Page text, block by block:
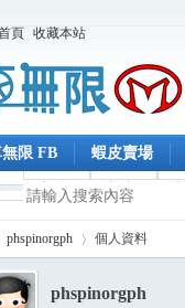
頁 收藏本站
限 FB 蝦皮賣場
phspinorgph 個人資料
phspinorgph